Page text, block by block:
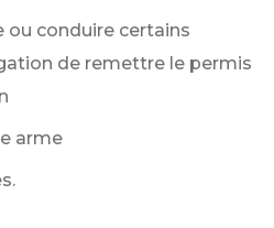
ou conduire certains
de remettre le permis
arme